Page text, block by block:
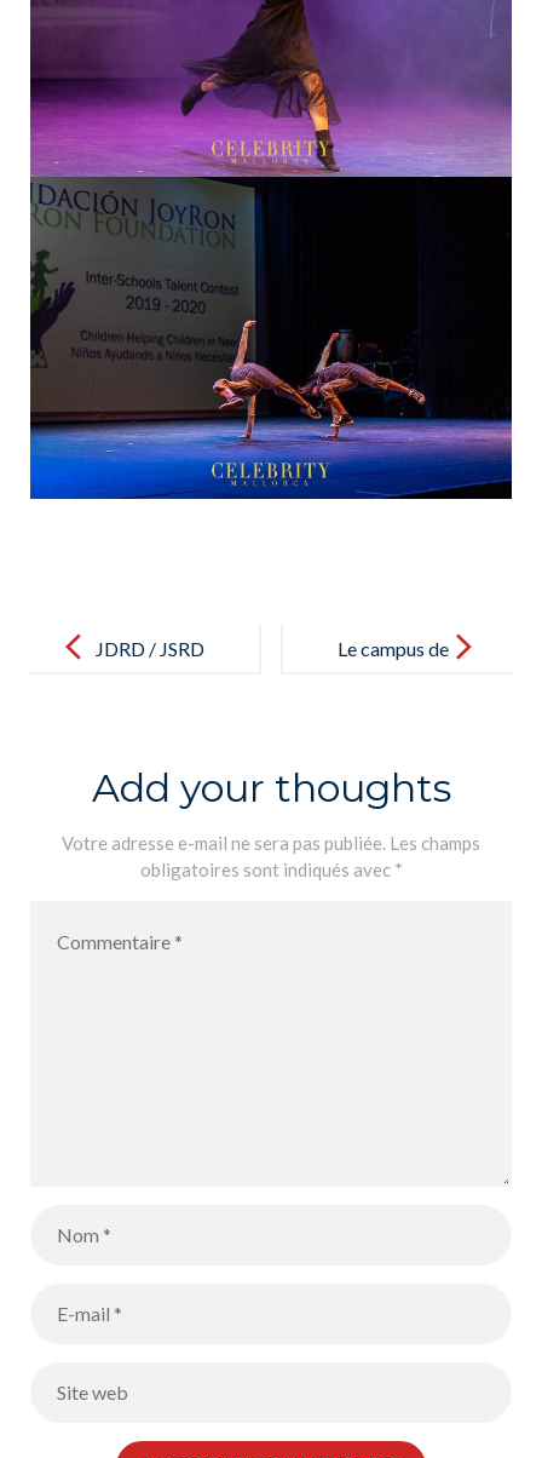
navigationJDRD / JSRD
ciegas
Le campus de
El Campus de
Fútbol de las
vacaciones de
Add your thoughts
Votre adresse e-mail ne sera pas publiée. Les champs
obligatoires sont indiqués avec *